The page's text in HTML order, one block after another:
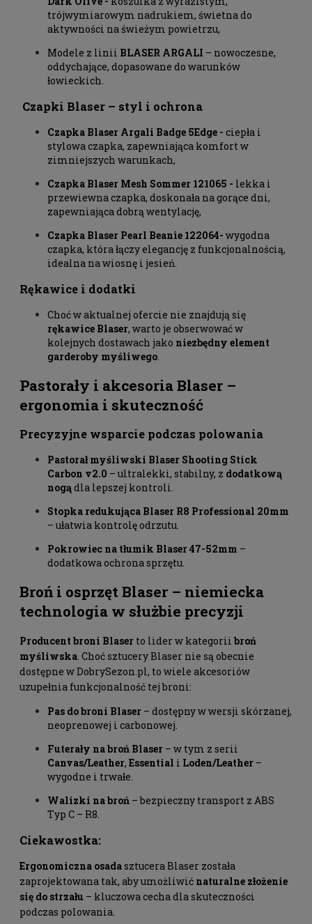
trójwymiarowym nadrukiem, świetna do
aktywności na świeżym powietrzu,
Modele z linii BLASER ARGALI – nowoczesne,
oddychające, dopasowane do warunków
łowieckich.
Czapki Blaser – styl i ochrona
Czapka Blaser Argali Badge 5Edge - ciepła i
stylowa czapka, zapewniająca komfort w
zimniejszych warunkach,
Czapka Blaser Mesh Sommer 121065 - lekka i
przewiewna czapka, doskonała na gorące dni,
zapewniająca dobrą wentylację,
Czapka Blaser Pearl Beanie 122064- wygodna
czapka, która łączy elegancję z funkcjonalnością,
idealna na wiosnę i jesień.
Rękawice i dodatki
Choć w aktualnej ofercie nie znajdują się
rękawice Blaser, warto je obserwować w
kolejnych dostawach jako niezbędny element
garderoby myśliwego
Pastorały i akcesoriaBlaser –
ergonomia i skuteczność
Precyzyjne wsparcie podczas polowania
Pastorał myśliwski Blaser Shooting Stick
Carbon v2.0 – ultralekki, stabilny, z dodatkową
nogą dla lepszej kontroli.
Stopka redukująca Blaser R8 Professional 20mm
– ułatwia kontrolę odrzutu.
Pokrowiec na tłumik Blaser 47-52mm –
dodatkowa ochrona sprzętu.
Broń i osprzęt Blaser – niemiecka
technologia w służbie precyzji
Producent broni Blaser to lider w kategorii broń
myśliwska . Choć sztucery Blaser nie są obecnie
dostępne wDobrySezon.pl, to wiele akcesoriów
uzupełnia funkcjonalność tej broni:
Pas do broni Blaser – dostępny w wersji skórzanej,
neoprenowej i carbonowej.
Futerały na broń Blaser – w tym z serii
Canvas/Leather, Essential i Loden/Leather –
wygodne i trwałe.
Walizki na broń – bezpieczny transport z ABS
Typ C – R8.
Ciekawostka:
Ergonomiczna osadasztucera Blaser została
zaprojektowana tak, aby umożliwić naturalne złożenie
się do strzału – kluczowa cecha dla skuteczności
podczas polowania.